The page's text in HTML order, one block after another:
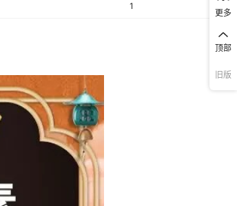
1
更多
顶部
旧版